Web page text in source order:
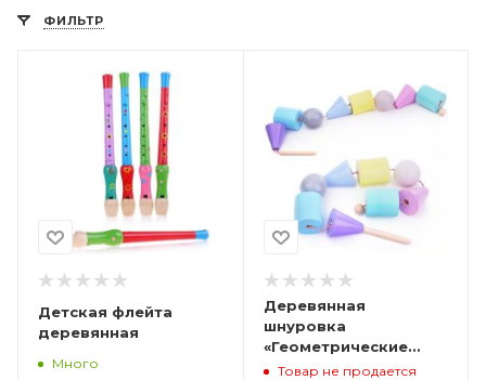
ФИЛЬТР
Детская флейта
деревянная
Много
Деревянная
шнуровка
«Геометрические
фигуры» сиренево-
Товар не продается